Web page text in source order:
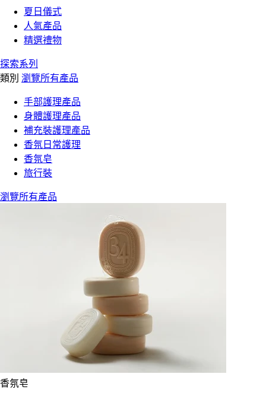
夏日儀式
人氣產品
精選禮物
探索系列
類別 瀏覽所有產品
手部護理產品
身體護理產品
補充裝護理產品
香氛日常護理
香氛皂
旅行裝
瀏覽所有產品
香氛皂